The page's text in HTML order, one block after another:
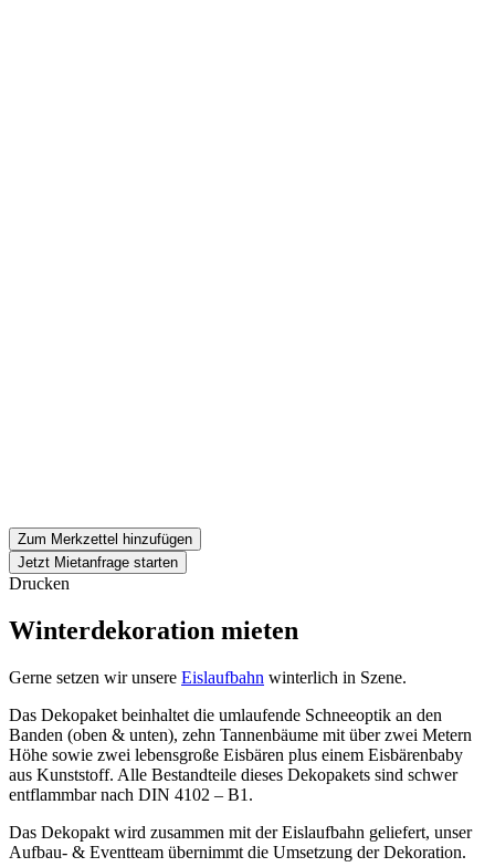
Zum Merkzettel hinzufügen
Jetzt Mietanfrage starten
Drucken
Winterdekoration mieten
Gerne setzen wir unsere Eislaufbahn winterlich in Szene.
Das Dekopaket beinhaltet die umlaufende Schneeoptik an den
Banden (oben & unten), zehn Tannenbäume mit über zwei Metern
Höhe sowie zwei lebensgroße Eisbären plus einem Eisbärenbaby
aus Kunststoff. Alle Bestandteile dieses Dekopakets sind schwer
entflammbar nach DIN 4102 – B1.
Das Dekopakt wird zusammen mit der Eislaufbahn geliefert, unser
Aufbau- & Eventteam übernimmt die Umsetzung der Dekoration.